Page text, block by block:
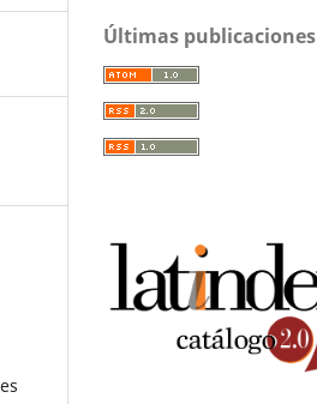
Últimas publicaciones